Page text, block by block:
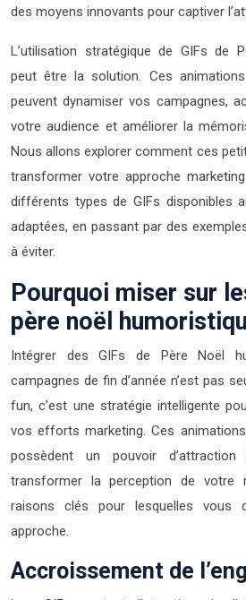
des moyens innovants pour captiver
L’utilisation stratégique de GIFs de
peut être la solution. Ces
peuvent dynamiser vos campagnes,
votre audience et améliorer la
Nous allons explorer comment ces
transformer votre approche
différents types de GIFs disponibles
adaptées, en passant par des
à éviter.
Pourquoi miser sur
père noël
Intégrer des GIFs de Père Noël
campagnes de fin d’année n’est pas
fun, c’est une stratégie intelligente
vos efforts marketing. Ces
possèdent un pouvoir
transformer la perception de votre
raisons clés pour lesquelles vous
approche.
Accroissement de